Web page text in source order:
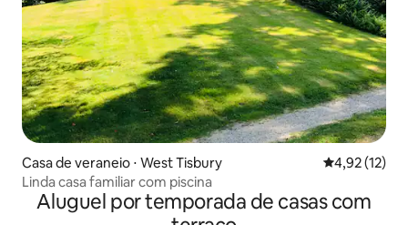
Casa de veraneio ⋅ West Tisbury 4,92 de uma
4,92 (12)
Linda casa familiar com piscina
Aluguel por temporada de casas com